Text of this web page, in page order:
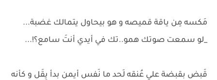
مَكسه مِن ياقة قميصه و هو بيحاول يتمالك غضبة...
_لو سمعت صوتك همو..تك في أيدي أنتَ سامع؟!...
قَبض بقبضة علي عُنقه لَحد ما نَفس أيمن بدأ يِقَل و كأنه